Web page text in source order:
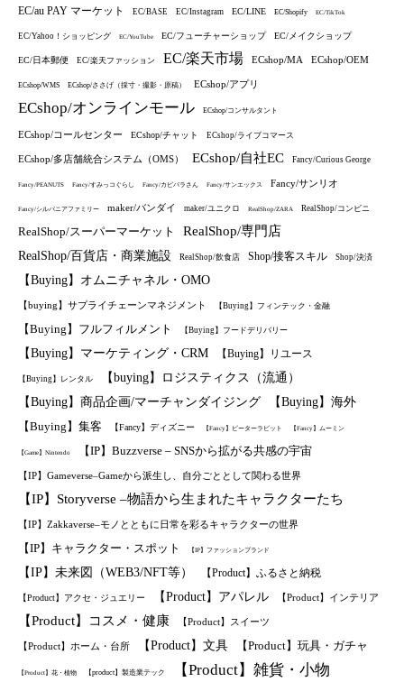
EC/au PAY マーケット EC/BASE EC/Instagram EC/LINE EC/Shopify EC/TikTok
EC/Yahoo！ショッピング EC/YouTube EC/フューチャーショップ EC/メイクショップ
EC/日本郵便 EC/楽天ファッション EC/楽天市場 ECshop/MA ECshop/OEM
ECshop/WMS ECshop/ささげ（採寸・撮影・原稿） ECshop/アプリ
ECshop/オンラインモール ECshop/コンサルタント
ECshop/コールセンター ECshop/チャット ECshop/ライブコマース
ECshop/多店舗統合システム（OMS） ECshop/自社EC Fancy/Curious George
Fancy/PEANUTS Fancy/すみっコぐらし Fancy/カピバラさん Fancy/サンエックス Fancy/サンリオ
Fancy/シルバニアファミリー maker/バンダイ maker/ユニクロ RealShop/ZARA RealShop/コンビニ
RealShop/スーパーマーケット RealShop/専門店
RealShop/百貨店・商業施設 RealShop/飲食店 Shop/接客スキル Shop/決済
【Buying】オムニチャネル・OMO
【buying】サプライチェーンマネジメント 【Buying】フィンテック・金融
【Buying】フルフィルメント 【Buying】フードデリバリー
【Buying】マーケティング・CRM 【Buying】リユース
【Buying】レンタル
【buying】ロジスティクス（流通）
【Buying】商品企画/マーチャンダイジング
【Buying】海外
【Buying】集客
【Fancy】ディズニー 【Fancy】ピーターラビット 【Fancy】ムーミン
【Game】Nintendo 【IP】Buzzverse – SNSから拡がる共感の宇宙
【IP】Gameverse–Gameから派生し、自分ごととして関わる世界
【IP】Storyverse –物語から生まれたキャラクターたち
【IP】Zakkaverse–モノとともに日常を彩るキャラクターの世界
【IP】キャラクター・スポット 【IP】ファッションブランド
【IP】未来図（WEB3/NFT等） 【Product】ふるさと納税
【Product】アクセ・ジュエリー 【Product】アパレル 【Product】インテリア
【Product】コスメ・健康 【Product】スイーツ
【Product】ホーム・台所 【Product】文具 【Product】玩具・ガチャ
【Product】花・植物 【product】製造業テック 【Product】雑貨・小物